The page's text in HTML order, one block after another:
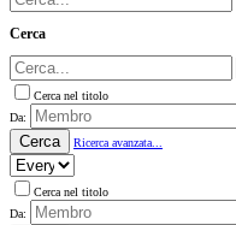
Cerca
Cerca nel titolo
Da:
Cerca Ricerca avanzata...
Cerca nel titolo
Da: